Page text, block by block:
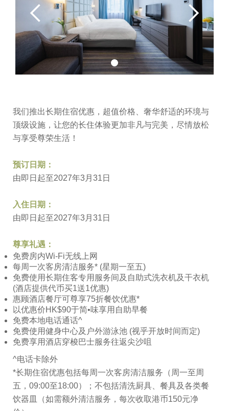
我们推出长期住宿优惠，超值价格、奢华舒适的环境与
顶级设施，让您的长住体验更加非凡与完美，尽情放松
与享受尊荣生活！
预订日期：
由即日起至2027年3月31日
入住日期：
由即日起至2027年3月31日
尊享礼遇：
免费房内Wi-Fi无线上网
每周一次客房清洁服务* (星期一至五)
免费使用长期住客专用服务间及自助式洗衣机及干衣机
(酒店提供代币买1送1优惠)
惠顾酒店餐厅可尊享75折餐饮优惠*
以优惠价HK$90于简•味享用自助早餐
免费本地电话通话^
免费使用健身中心及户外游泳池 (视乎开放时间而定)
免费享用酒店穿梭巴士服务往返尖沙咀
^电话卡除外
*长期住宿优惠包括每周一次客房清洁服务（周一至周
五，09:00至18:00）；不包括清洗厨具、餐具及各类餐
饮器皿（如需额外清洁服务，每次收取港币150元净